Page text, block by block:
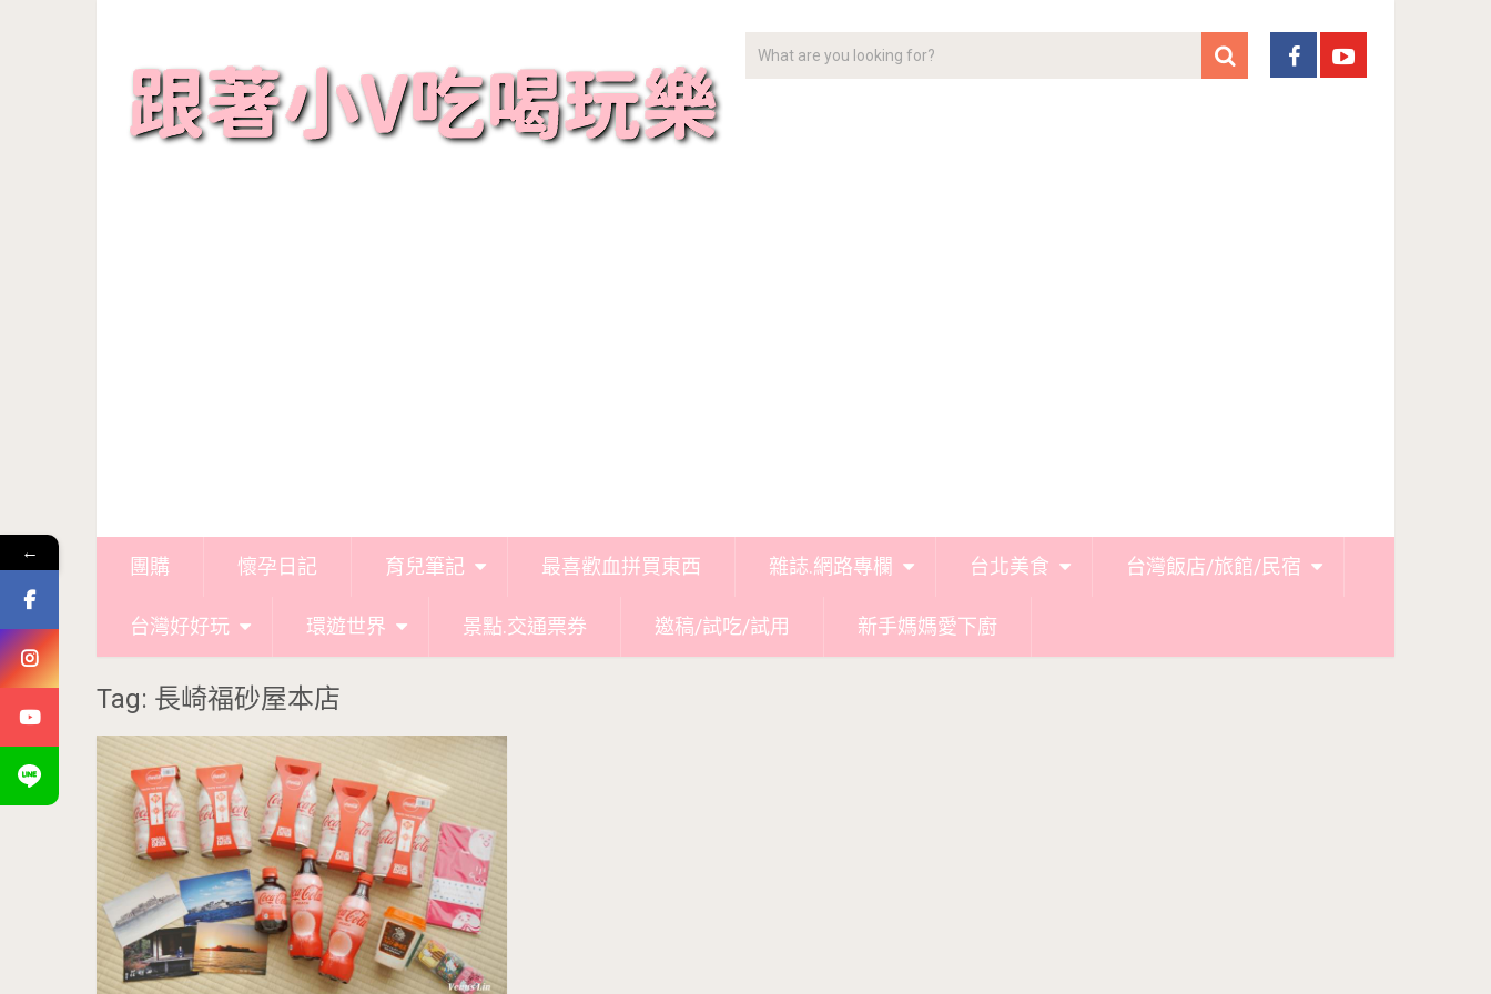
團購 懷孕日記 育兒筆記 最喜歡血拼買東西 雜誌.網路專欄 台北美食 台灣飯店/旅館/民宿
台灣好好玩 環遊世界 景點.交通票券 邀稿/試吃/試用 新手媽媽愛下廚
Tag: 長崎福砂屋本店
←